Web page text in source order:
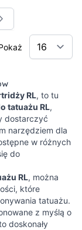
RL, to tu
tatuażu RL,
dostarczyć
narzędziem dla
w różnych
do
RL, można
które
tatuażu.
z myślą o
doskonały